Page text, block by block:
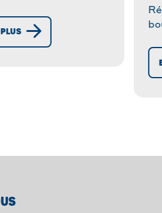
avec un goût
Parfait pour